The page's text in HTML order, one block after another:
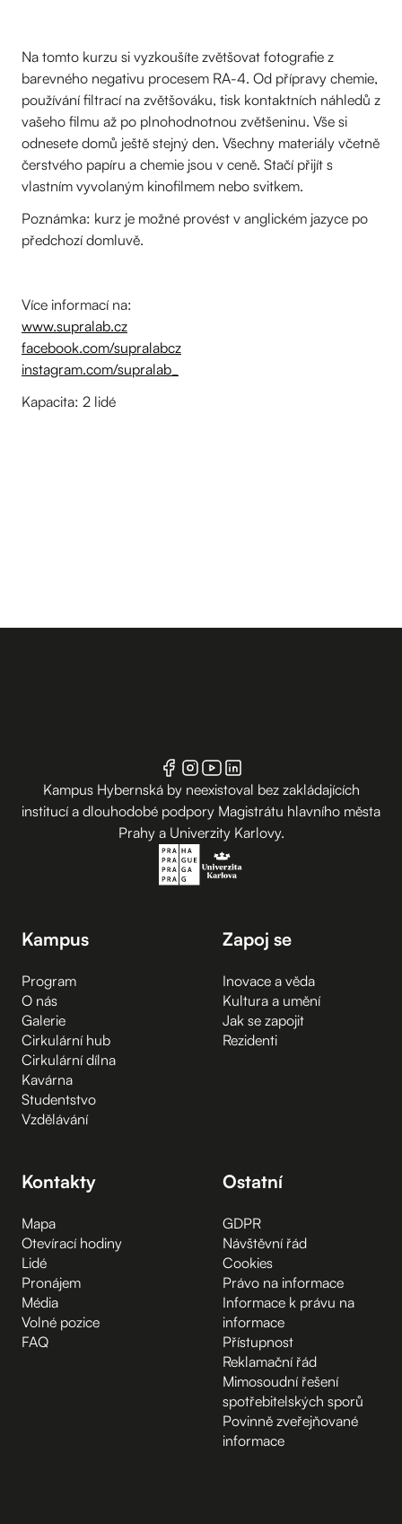
Na tomto kurzu si vyzkoušíte zvětšovat fotografie z
barevného negativu procesem RA-4. Od přípravy chemie,
používání filtrací na zvětšováku, tisk kontaktních náhledů z
vašeho filmu až po plnohodnotnou zvětšeninu. Vše si
odnesete domů ještě stejný den. Všechny materiály včetně
čerstvého papíru a chemie jsou v ceně. Stačí přijít s
vlastním vyvolaným kinofilmem nebo svitkem.
Poznámka: kurz je možné provést v anglickém jazyce po
předchozí domluvě.
Více informací na:
www.supralab.cz
facebook.com/supralabcz
instagram.com/supralab_
Kapacita: 2 lidé
Kampus Hybernská by neexistoval bez zakládajících
institucí a dlouhodobé podpory Magistrátu hlavního města
Prahy a Univerzity Karlovy.
Kampus
Program
O nás
Galerie
Cirkulární hub
Cirkulární dílna
Kavárna
Studentstvo
Vzdělávání
Zapoj se
Inovace a věda
Kultura a umění
Jak se zapojit
Rezidenti
Kontakty
Mapa
Otevírací hodiny
Lidé
Pronájem
Média
Volné pozice
FAQ
Ostatní
GDPR
Návštěvní řád
Cookies
Právo na informace
Informace k právu na
informace
Přístupnost
Reklamační řád
Mimosoudní řešení
spotřebitelských sporů
Povinně zveřejňované
informace